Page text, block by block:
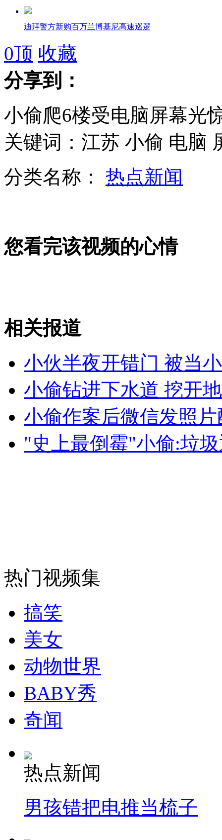
迪拜警方新购百万兰博基尼高速巡逻
高雄发生械斗事件 竟因佛经吵到邻居
日本大阪航空局再次误报朝鲜发射导弹信息
山西运城恶犬咬伤多人 警民合力深夜将其击毙
无痛分娩是否安全 医生回应
外交部：反对强权政治霸凌主义
外交部：有关国家言论片面不公正
纽约上演“枕头大战”
司机酒驾遇交警 急速倒车逃窜
0顶 收藏
分享到：
小偷爬6楼受电脑屏幕光
关键词：江苏 小偷 电脑
分类名称： 热点新闻
您看完该视频的心情
相关报道
小伙半夜开错门 被当
小偷钻进下水道 挖开
小偷作案后微信发照
"史上最倒霉"小偷:垃
热门视频集
搞笑
美女
动物世界
BABY秀
奇闻
热点新闻
男孩错把电推当梳子